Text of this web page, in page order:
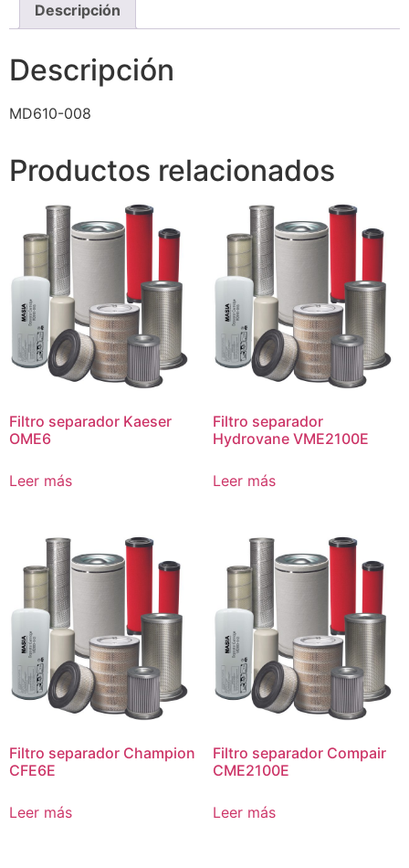
Descripción
Descripción
MD610-008
Productos relacionados
Filtro separador Kaeser
OME6
Leer más
Filtro separador
Hydrovane VME2100E
Leer más
Filtro separador Champion
CFE6E
Leer más
Filtro separador Compair
CME2100E
Leer más